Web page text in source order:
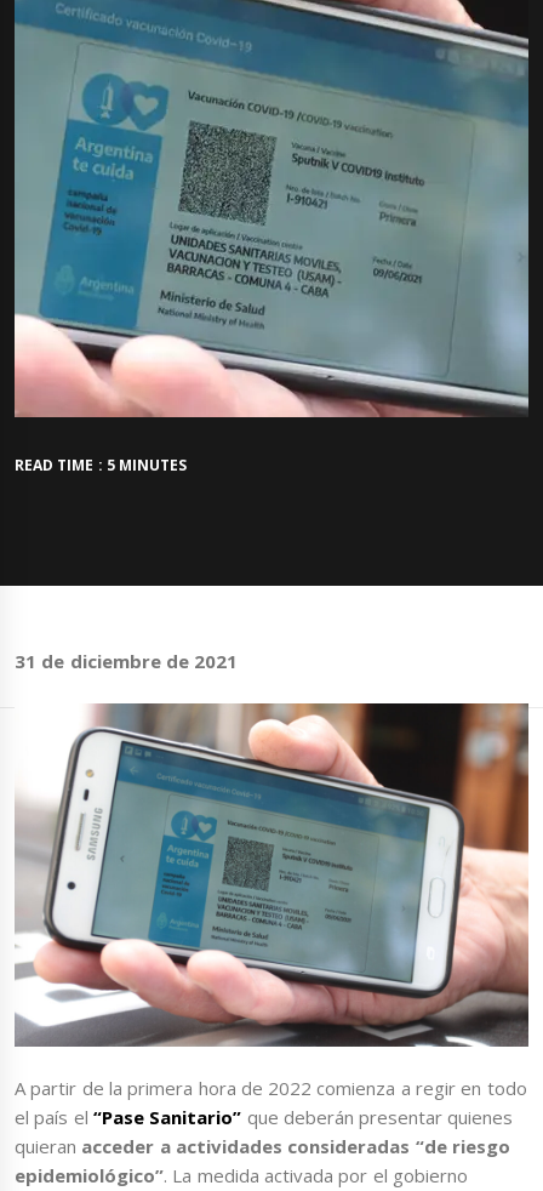
READ TIME : 5 MINUTES
31 de diciembre de 2021
A partir de la primera hora de 2022 comienza a regir en todo
el país el “Pase Sanitario” que deberán presentar quienes
quieran acceder a actividades consideradas “de riesgo
epidemiológico”. La medida activada por el gobierno